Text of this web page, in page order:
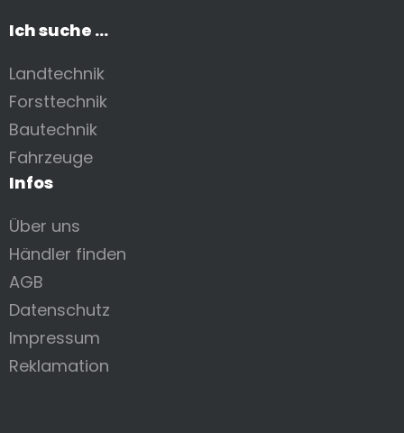
Ich suche ...
Landtechnik
Forsttechnik
Bautechnik
Fahrzeuge
Infos
Über uns
Händler finden
AGB
Datenschutz
Impressum
Reklamation